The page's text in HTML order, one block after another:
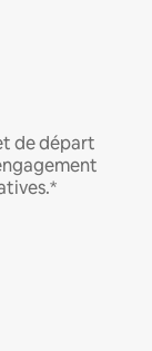
de départ